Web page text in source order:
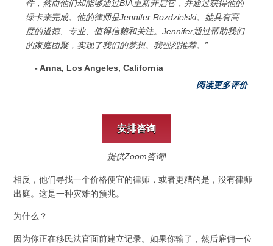
件，然而他们却能够通过BIA重新开启它，并通过获得他的
绿卡来完成。他的律师是Jennifer Rozdzielski。她具有高
度的道德、专业、值得信赖和关注。Jennifer通过帮助我们
的家庭团聚，实现了我们的梦想。我强烈推荐。”
- Anna, Los Angeles, California
阅读更多评价
安排咨询
提供Zoom咨询!
相反，他们寻找一个价格便宜的律师，或者更糟的是，没有律师
出庭。这是一种灾难的预兆。
为什么？
因为你正在移民法官面前建立记录。如果你输了，然后雇佣一位